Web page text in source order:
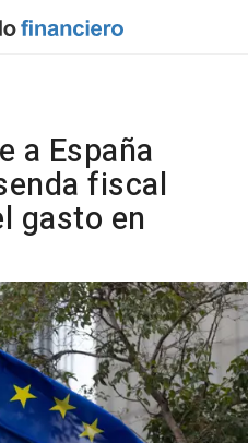
a España
fiscal
gasto en